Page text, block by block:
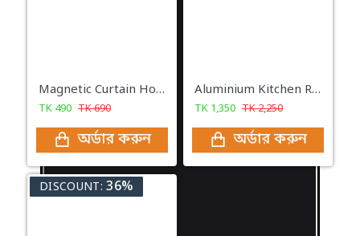
Magnetic Curtain Hook-2 Pcs
TK 490 TK690
অর্ডার করুন
Aluminium Kitchen Rack
TK 1,350 TK2,250
অর্ডার করুন
DISCOUNT: 36%